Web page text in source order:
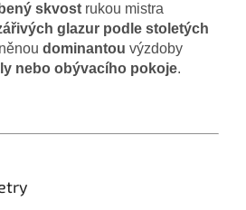
skvost rukou mistra
glazur podle stoletých
dominantou výzdoby
nebo obývacího pokoje.